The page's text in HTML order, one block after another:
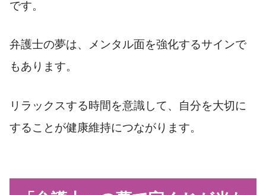
です。
弁護士の夢は、メンタル面を強化するサインで
もあります。
リラックスする時間を意識して、自分を大切に
することが健康維持につながります。